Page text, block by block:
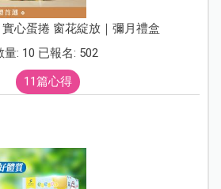
實心蛋捲 窗花綻放｜彌月禮盒
量: 10 已報名: 502
11篇心得